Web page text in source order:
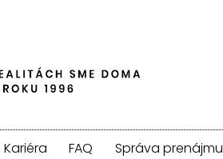
Kariéra FAQ Správa prenájmu